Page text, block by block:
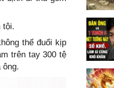
tội.
thể đuổi kịp
trên tay 300 tệ
ông.